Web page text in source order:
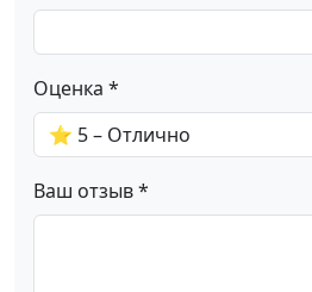
Оценка *
Ваш отзыв *